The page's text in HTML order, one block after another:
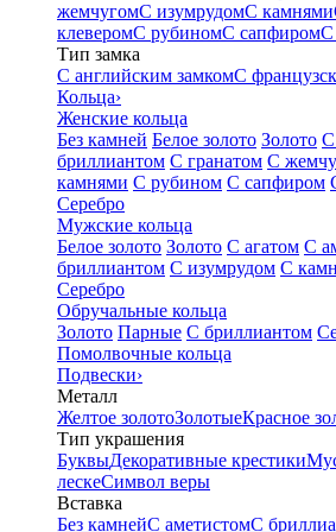
жемчугомС изумрудомС камнями
клеверомС рубиномС сапфиромС
Тип замка
С английским замкомС
Кольца›
Женские кольца
Без камней Белое золото Золото С
бриллиантом С гранатом С
камнями С рубином С сапфиром
Серебро
Мужские кольца
Белое золото Золото С агатом С
бриллиантом С изумрудом С
Серебро
Обручальные кольца
Золото Парные С бриллиантом
Помолвочные кольца
Подвески›
Металл
Желтое золотоЗолотыеКрасное
Тип украшения
БуквыДекоративные крестики
лескеСимвол веры
Вставка
Без камнейС аметистомС